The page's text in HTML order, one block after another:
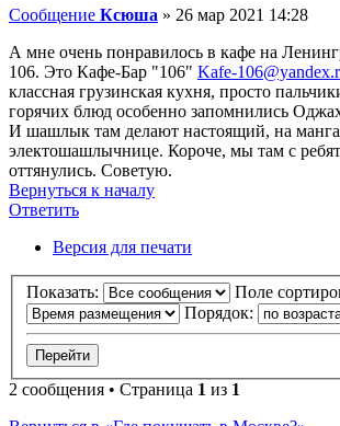
Сообщение Ксюша » 26 мар 2021 14:28
А мне очень понравилось в кафе на
106. Это Кафе-Бар "106" Kafe-
классная грузинская кухня, просто
горячих блюд особенно запомнились
И шашлык там делают настоящий, на
электошашлычнице. Короче, мы там с
оттянулись. Советую.
Вернуться к началу
Ответить
Версия для печати
Показать:
Поле
Порядок:
2 сообщения • Страница 1 из 1